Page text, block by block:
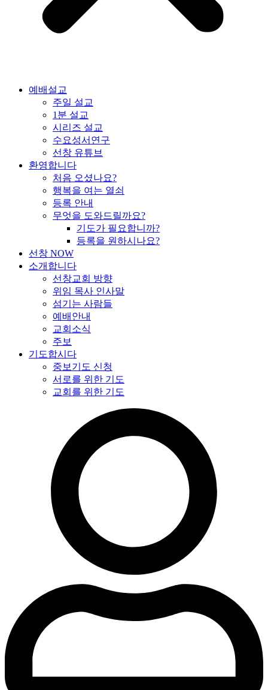
예배설교
주일 설교
1분 설교
시리즈 설교
수요성서연구
선창 유튜브
환영합니다
처음 오셨나요?
행복을 여는 열쇠
등록 안내
무엇을 도와드릴까요?
기도가 필요합니까?
등록을 원하시나요?
선창 NOW
소개합니다
선창교회 방향
위임 목사 인사말
섬기는 사람들
예배안내
교회소식
주보
기도합시다
중보기도 신청
서로를 위한 기도
교회를 위한 기도